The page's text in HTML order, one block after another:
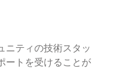
ニティの技術スタッ
ートを受けることが